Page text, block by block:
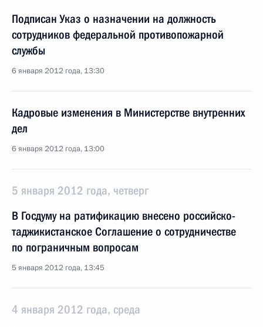
Подписан Указ о назначении на должность
сотрудников федеральной противопожарной
службы
6 января 2012 года, 13:30
Кадровые изменения в Министерстве внутренних
дел
6 января 2012 года, 13:00
5 января 2012 года, четверг
В Госдуму на ратификацию внесено российско-
таджикистанское Соглашение о сотрудничестве
по пограничным вопросам
5 января 2012 года, 13:45
4 января 2012 года, среда